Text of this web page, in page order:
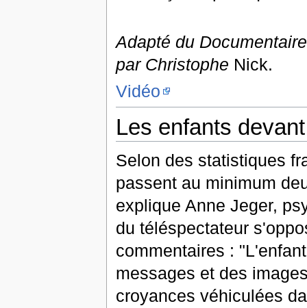
Adapté du
par Christophe Nick.
Vidéo
Les enfants
Selon des statistiques
passent au minimum
explique Anne Jeger,
du téléspectateur
commentaires :
messages et des
croyances véhiculées